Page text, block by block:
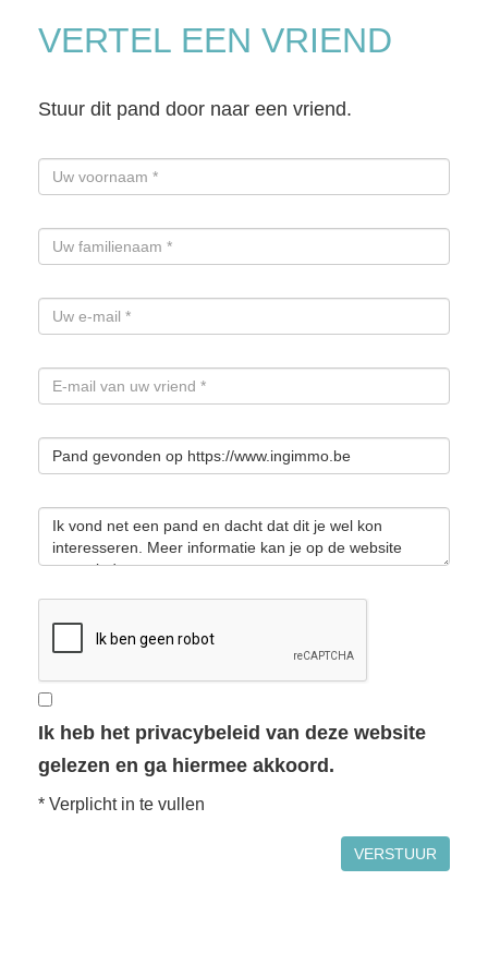
VERTEL EEN VRIEND
Stuur dit pand door naar een vriend.
Ik heb het privacybeleid van deze website
gelezen en ga hiermee akkoord.
* Verplicht in te vullen